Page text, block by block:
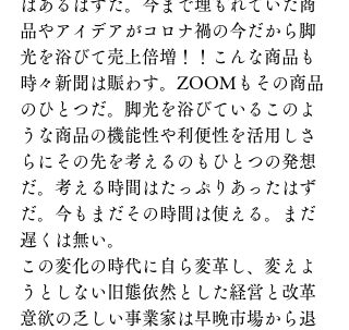
はあるはずだ。今まで埋もれていた商
品やアイデアがコロナ禍の今だから脚
光を浴びて売上倍増！！こんな商品も
時々新聞は賑わす。ZOOMもその商品
のひとつだ。脚光を浴びているこのよ
うな商品の機能性や利便性を活用しさ
らにその先を考えるのもひとつの発想
だ。考える時間はたっぷりあったはず
だ。今もまだその時間は使える。まだ
遅くは無い。
この変化の時代に自ら変革し、変えよ
うとしない旧態依然とした経営と改革
意欲の乏しい事業家は早晩市場から退